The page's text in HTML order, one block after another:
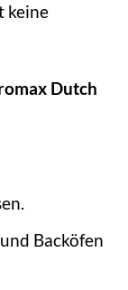
keine
Dutch
Backöfen